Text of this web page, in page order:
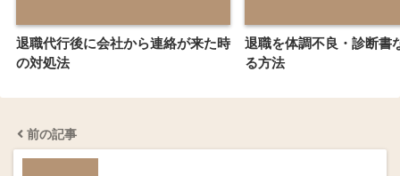
退職代行後に会社から連絡が来た時
の対処法
退職を体調不良・診断書
る方法
前の記事